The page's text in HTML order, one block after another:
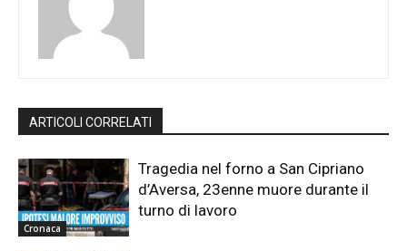
ARTICOLI CORRELATI
Cronaca
Tragedia nel forno a San Cipriano
d’Aversa, 23enne muore durante il
turno di lavoro